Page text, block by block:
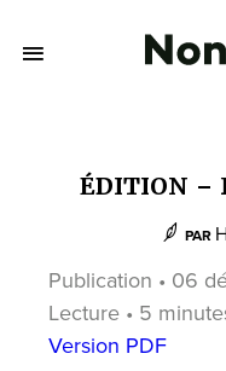
ÉDITION –
PAR
Publication • 06
Lecture • 5
Version PDF